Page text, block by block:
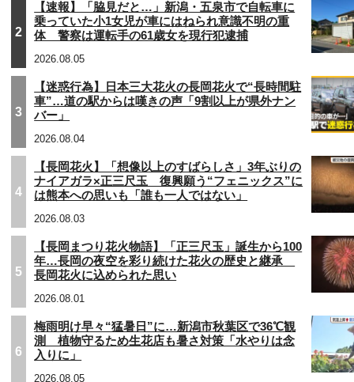
2
【速報】「脇見だと…」新潟・五泉市で自転車に
乗っていた小1女児が車にはねられ意識不明の重
体 警察は運転手の61歳女を現行犯逮捕
2026.08.05
3
【迷惑行為】日本三大花火の長岡花火で“長時間駐
車”…道の駅からは嘆きの声「9割以上が県外ナン
バー」
2026.08.04
4
【長岡花火】「想像以上のすばらしさ」3年ぶりの
ナイアガラ×正三尺玉 復興願う“フェニックス”に
は熊本への思いも「誰も一人ではない」
2026.08.03
5
【長岡まつり花火物語】「正三尺玉」誕生から100
年…長岡の夜空を彩り続けた花火の歴史と継承
長岡花火に込められた思い
2026.08.01
6
梅雨明け早々“猛暑日”に…新潟市秋葉区で36℃観
測 植物守るため生花店も暑さ対策「水やりは念
入りに」
2026.08.05